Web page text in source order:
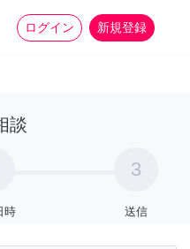
ログイン 新規登録
家事 more_horiz
談
時
3
送信